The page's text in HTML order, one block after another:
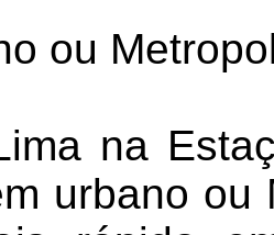
ou
na
urbano ou